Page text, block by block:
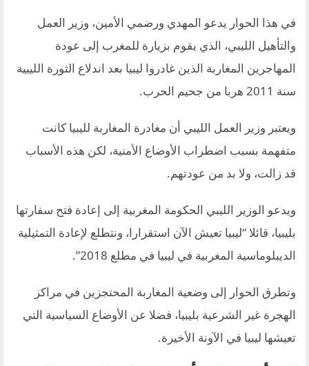
في هذا الحوار يدعو المهدي ورضمي الأمين، وزير العمل
والتأهيل الليبي، الذي يقوم بزيارة للمغرب إلى عودة
المهاجرين المغاربة الذين غادروا ليبيا بعد اندلاع الثورة الليبية
سنة 2011 هربا من جحيم الحرب.
ويعتبر وزير العمل الليبي أن مغادرة المغاربة لليبيا كانت
متفهمة بسبب اضطراب الأوضاع الأمنية، لكن هذه الأسباب
قد زالت، ولا بد من عودتهم.
ويدعو الوزير الليبي الحكومة المغربية إلى إعادة فتح سفارتها
بليبيا، قائلا “ليبيا تعيش الآن استقرارا، ونتطلع لإعادة التمثيلية
الديبلوماسية المغربية في ليبيا في مطلع 2018”.
وتطرق الحوار إلى وضعية المغاربة المحتجزين في مراكز
الهجرة غير الشرعية بليبيا، فضلا عن الأوضاع السياسية التي
تعيشها ليبيا في الآونة الأخيرة.